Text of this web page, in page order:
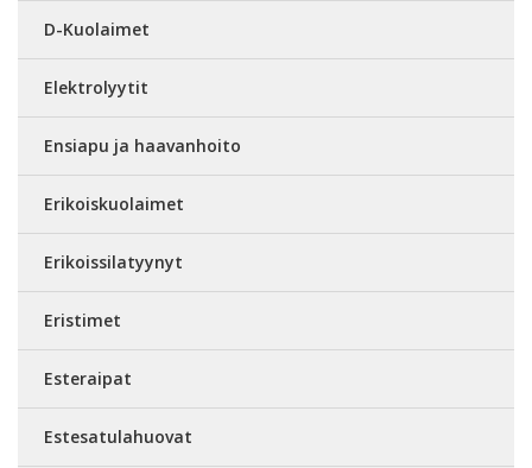
D-Kuolaimet
Elektrolyytit
Ensiapu ja haavanhoito
Erikoiskuolaimet
Erikoissilatyynyt
Eristimet
Esteraipat
Estesatulahuovat